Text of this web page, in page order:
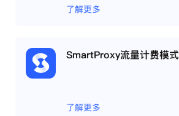
了解更多
SmartProxy流量计费模式
了解更多